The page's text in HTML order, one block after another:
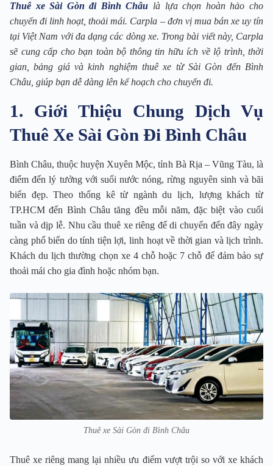
Thuê xe Sài Gòn đi Bình Châu là lựa chọn hoàn hảo cho
chuyến đi linh hoạt, thoải mái. Carpla – đơn vị mua bán xe uy tín
tại Việt Nam với đa dạng các dòng xe. Trong bài viết này, Carpla
sẽ cung cấp cho bạn toàn bộ thông tin hữu ích về lộ trình, thời
gian, bảng giá và kinh nghiệm thuê xe từ Sài Gòn đến Bình
Châu, giúp bạn dễ dàng lên kế hoạch cho chuyến đi.
1. Giới Thiệu Chung Dịch Vụ
Thuê Xe Sài Gòn Đi Bình Châu
Bình Châu, thuộc huyện Xuyên Mộc, tỉnh Bà Rịa – Vũng Tàu, là
điểm đến lý tưởng với suối nước nóng, rừng nguyên sinh và bãi
biển đẹp. Theo thống kê từ ngành du lịch, lượng khách từ
TP.HCM đến Bình Châu tăng đều mỗi năm, đặc biệt vào cuối
tuần và dịp lễ. Nhu cầu thuê xe riêng để di chuyển đến đây ngày
càng phổ biến do tính tiện lợi, linh hoạt về thời gian và lịch trình.
Khách du lịch thường chọn xe 4 chỗ hoặc 7 chỗ để đảm bảo sự
thoải mái cho gia đình hoặc nhóm bạn.
Thuê xe Sài Gòn đi Bình Châu
Thuê xe riêng mang lại nhiều ưu điểm vượt trội so với xe khách